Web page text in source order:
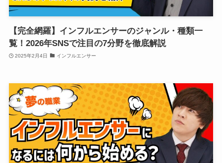
【完全網羅】インフルエンサーのジャンル・種類一
覧！2026年SNSで注目の7分野を徹底解説
2025年2月4日 インフルエンサー